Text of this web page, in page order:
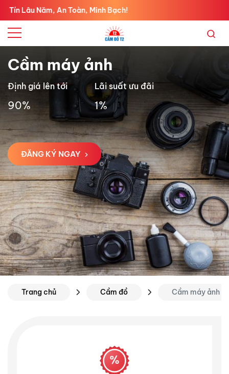
An Toàn, Minh Bạch!
Cầm máy ảnh
Định giá lên tới
90%
Lãi suất ưu đãi
1%
ĐĂNG KÝ NGAY
Trang chủ Cầm đồ Cầm máy ảnh